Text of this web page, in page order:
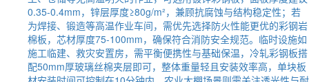
0.35-0.4mm，锌层厚度≥80g/m²，兼顾抗腐蚀与结构稳定性；若
为焊接、锻造等高温作业车间，需优先选择防火性能更优的彩钢岩
棉板，芯材厚度75-100mm，确保符合消防安全规范。临时设施如
施工临建、救灾安置房，需平衡便携性与基础保温，冷轧彩钢板搭
配50mm厚玻璃丝棉夹层即可，整体重量轻且安装效率高，单块板